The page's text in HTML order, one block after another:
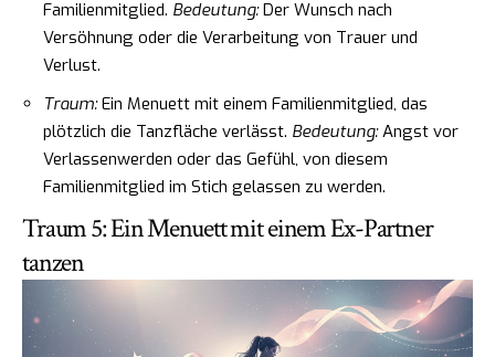
Familienmitglied. Bedeutung:Der Wunsch nach
Versöhnung oder die Verarbeitung von Trauer und
Verlust.
Traum:Ein Menuett mit einem Familienmitglied, das
plötzlich die Tanzfläche verlässt. Bedeutung:Angst vor
Verlassenwerden oder das Gefühl, von diesem
Familienmitglied im Stich gelassen zu werden.
Traum 5: Ein Menuett mit einem Ex-Partner
tanzen